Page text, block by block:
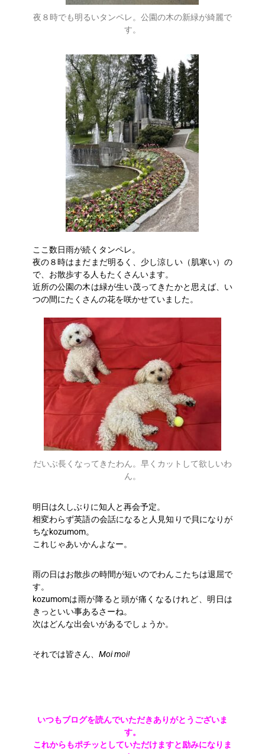
夜８時でも明るいタンペレ。公園の木の新緑が綺麗で
す。
ここ数日雨が続くタンペレ。
夜の８時はまだまだ明るく、少し涼しい（肌寒い）の
で、お散歩する人もたくさんいます。
近所の公園の木は緑が生い茂ってきたかと思えば、い
つの間にたくさんの花を咲かせていました。
だいぶ長くなってきたわん。早くカットして欲しいわ
ん。
明日は久しぶりに知人と再会予定。
相変わらず英語の会話になると人見知りで貝になりが
ちなkozumom。
これじゃあいかんよなー。
雨の日はお散歩の時間が短いのでわんこたちは退屈で
す。
kozumomは雨が降ると頭が痛くなるけれど、明日は
きっといい事あるさーね。
次はどんな出会いがあるでしょうか。
それでは皆さん、 Moi moi!
いつもブログを読んでいただきありがとうございま
す。
これからもポチッとしていただけますと励みになりま